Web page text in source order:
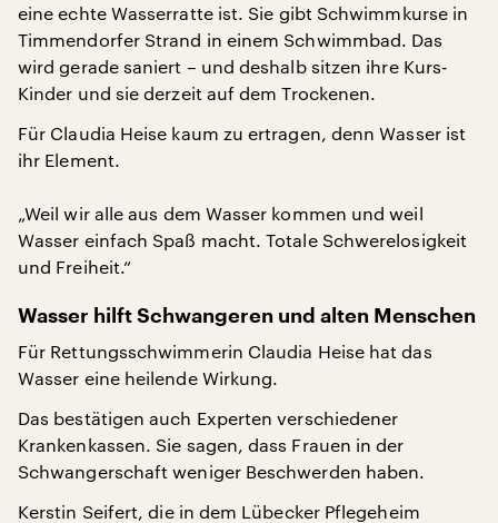
eine echte Wasserratte ist. Sie gibt Schwimmkurse in
Timmendorfer Strand in einem Schwimmbad. Das
wird gerade saniert – und deshalb sitzen ihre Kurs-
Kinder und sie derzeit auf dem Trockenen.
Für Claudia Heise kaum zu ertragen, denn Wasser ist
ihr Element.
„Weil wir alle aus dem Wasser kommen und weil
Wasser einfach Spaß macht. Totale Schwerelosigkeit
und Freiheit.“
Wasser hilft Schwangeren und alten Menschen
Für Rettungsschwimmerin Claudia Heise hat das
Wasser eine heilende Wirkung.
Das bestätigen auch Experten verschiedener
Krankenkassen. Sie sagen, dass Frauen in der
Schwangerschaft weniger Beschwerden haben.
Kerstin Seifert, die in dem Lübecker Pflegeheim